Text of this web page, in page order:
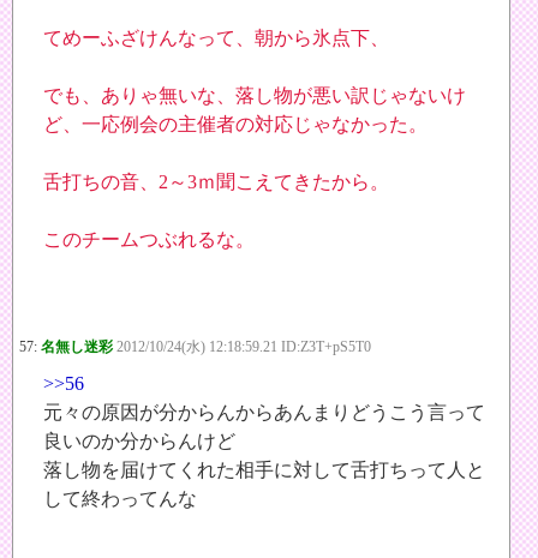
てめーふざけんなって、朝から氷点下、
でも、ありゃ無いな、落し物が悪い訳じゃないけ
ど、一応例会の主催者の対応じゃなかった。
舌打ちの音、2～3ｍ聞こえてきたから。
このチームつぶれるな。
57: 名無し迷彩 2012/10/24(水) 12:18:59.21 ID:Z3T+pS5T0
>>56
元々の原因が分からんからあんまりどうこう言って
良いのか分からんけど
落し物を届けてくれた相手に対して舌打ちって人と
して終わってんな